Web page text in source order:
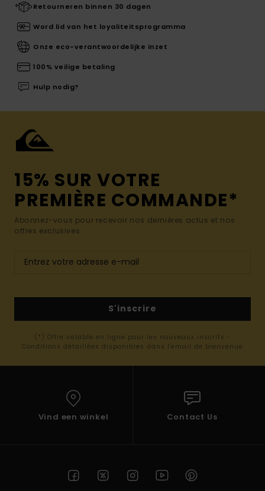
Retourneren binnen 30 dagen
Word lid van het loyaliteitsprogramma
Onze eco-verantwoordelijke inzet
100% veilige betaling
Hulp nodig?
15% SUR VOTRE
PREMIÈRE COMMANDE*
Abonnez-vous pour recevoir nos dernières actus et nos
offres exclusives.
S'inscrire
(*) Offre valable en ligne pour les nouveaux inscrits -
Conditions détaillées disponibles dans l'email de bienvenue
Vind een winkel Contact Us